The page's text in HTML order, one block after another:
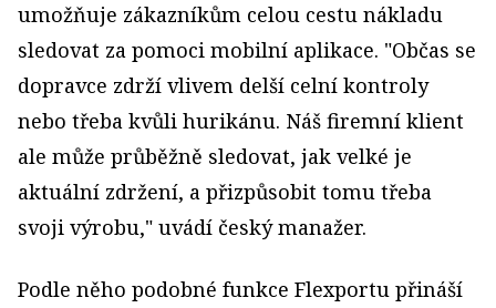
umožňuje zákazníkům celou cestu nákladu
sledovat za pomoci mobilní aplikace. "Občas se
dopravce zdrží vlivem delší celní kontroly
nebo třeba kvůli hurikánu. Náš firemní klient
ale může průběžně sledovat, jak velké je
aktuální zdržení, a přizpůsobit tomu třeba
svoji výrobu," uvádí český manažer.
Podle něho podobné funkce Flexportu přináší